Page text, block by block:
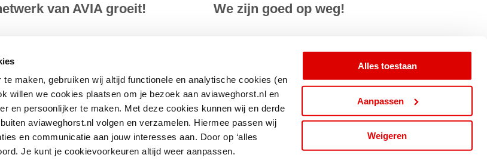
maken, gebruiken wij altijd functionele en analytische cookies (en
willen we cookies plaatsen om je bezoek aan aviaweghorst.nl en
en persoonlijker te maken. Met deze cookies kunnen wij en derde
aviaweghorst.nl volgen en verzamelen. Hiermee passen wij
en communicatie aan jouw interesses aan. Door op ‘alles
Je kunt je cookievoorkeuren altijd weer aanpassen.
Alles toestaan
Aanpassen
Weigeren
van AVIA groeit!
woensdag de jaarlijkse veiling van de
langs de rijksweg...
We zijn goed op weg!
In de benzine of diesel die jij nu tankt, zit al een deel
Lees meer